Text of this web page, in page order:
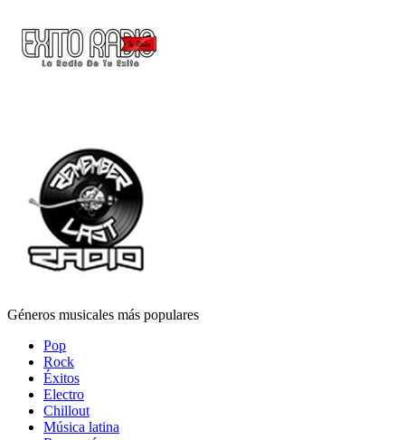
Géneros musicales más populares
Pop
Rock
Éxitos
Electro
Chillout
Música latina